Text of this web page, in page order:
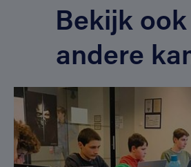
Bekijk
andere